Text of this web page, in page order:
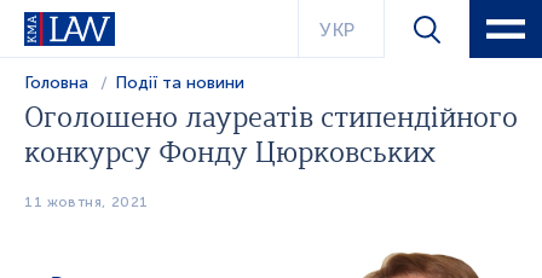
УКР
Головна Події та новини
Оголошено лауреатів стипендійного
конкурсу Фонду Цюрковських
11 жовтня, 2021